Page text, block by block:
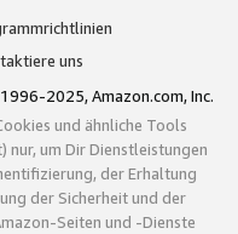
uns
2025, Amazon.com, Inc.
und ähnliche Tools
nur, um Dir Dienstleistungen
der Erhaltung
der Sicherheit und der
Seiten und -Dienste